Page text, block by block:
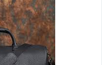
Élégant"